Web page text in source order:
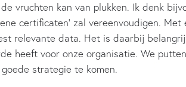
vruchten kan van plukken. Ik denk
certificaten’ zal vereenvoudigen.
relevante data. Het is daarbij
heeft voor onze organisatie. We
strategie te komen.